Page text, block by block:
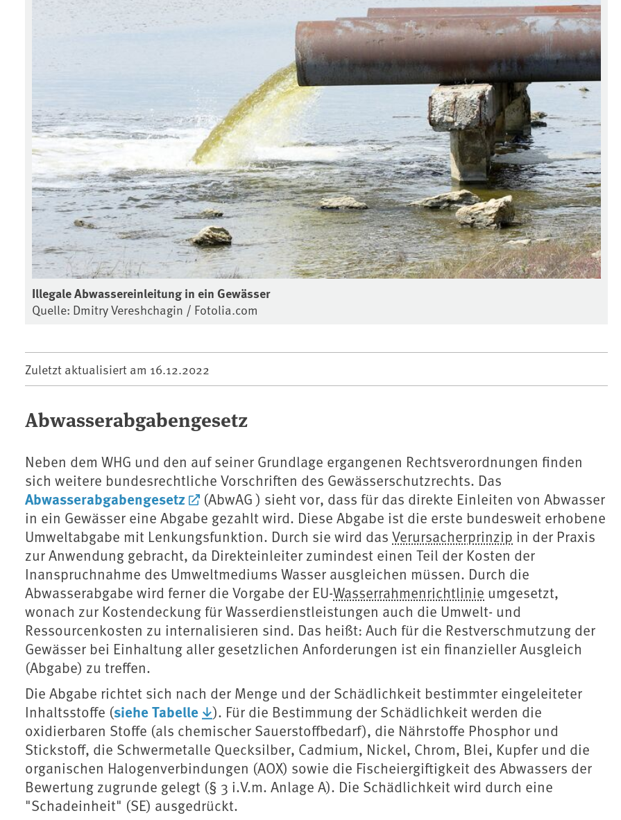
Illegale Abwassereinleitung in ein Gewässer
Quelle: Dmitry Vereshchagin / Fotolia.com
Zuletzt aktualisiert am 16.12.2022
Abwasserabgabengesetz
Neben dem WHG und den auf seiner Grundlage ergangenen Rechtsverordnungen finden
sich weitere bundesrechtliche Vorschriften des Gewässerschutzrechts. Das
Abwasserabgabengesetz
(AbwAG ) sieht vor, dass für das direkte Einleiten von Abwasser
in ein Gewässer eine Abgabe gezahlt wird. Diese Abgabe ist die erste bundesweit erhobene
Umweltabgabe mit Lenkungsfunktion. Durch sie wird das Verursacherprinzip in der Praxis
zur Anwendung gebracht, da Direkteinleiter zumindest einen Teil der Kosten der
Inanspruchnahme des Umweltmediums Wasser ausgleichen müssen. Durch die
Abwasserabgabe wird ferner die Vorgabe der EU-Wasserrahmenrichtlinie umgesetzt,
wonach zur Kostendeckung für Wasserdienstleistungen auch die Umwelt- und
Ressourcenkosten zu internalisieren sind. Das heißt: Auch für die Restverschmutzung der
Gewässer bei Einhaltung aller gesetzlichen Anforderungen ist ein finanzieller Ausgleich
(Abgabe) zu treffen.
Die Abgabe richtet sich nach der Menge und der Schädlichkeit bestimmter eingeleiteter
Inhaltsstoffe (siehe Tabelle
). Für die Bestimmung der Schädlichkeit werden die
oxidierbaren Stoffe (als chemischer Sauerstoffbedarf), die Nährstoffe Phosphor und
Stickstoff, die Schwermetalle Quecksilber, Cadmium, Nickel, Chrom, Blei, Kupfer und die
organischen Halogenverbindungen (AOX) sowie die Fischeiergiftigkeit des Abwassers der
Bewertung zugrunde gelegt (§ 3 i.V.m. Anlage A). Die Schädlichkeit wird durch eine
"Schadeinheit" (SE) ausgedrückt.